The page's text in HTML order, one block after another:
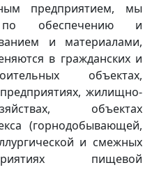
предприятием, мы
по обеспечению и
и материалами,
в гражданских и
объектах,
жилищно-
объектах
(горнодобывающей,
и смежных
пищевой